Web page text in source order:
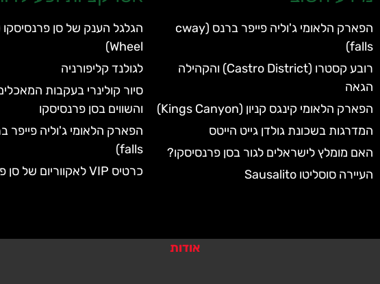
הפארק הלאומי ג'וליה פייפר ברנס (cway
falls)
רובע קסטרו (Castro District) והקהילה
הגאה
הפארק הלאומי קינגס קניון (Kings Canyon)
המדרגות בשכונת גולדן גייט הייטס
האם מומלץ לישראלים לגור בסן פרנסיסקו?
העיירה סוסליטו Sausalito
Wheel)
לגולנד קליפורניה
סיור קולינרי בעקבות
והשווים בסן פרנסיסקו
falls)
כרטיס VIP לאקווריום של סן פרנסיסקו
אודות